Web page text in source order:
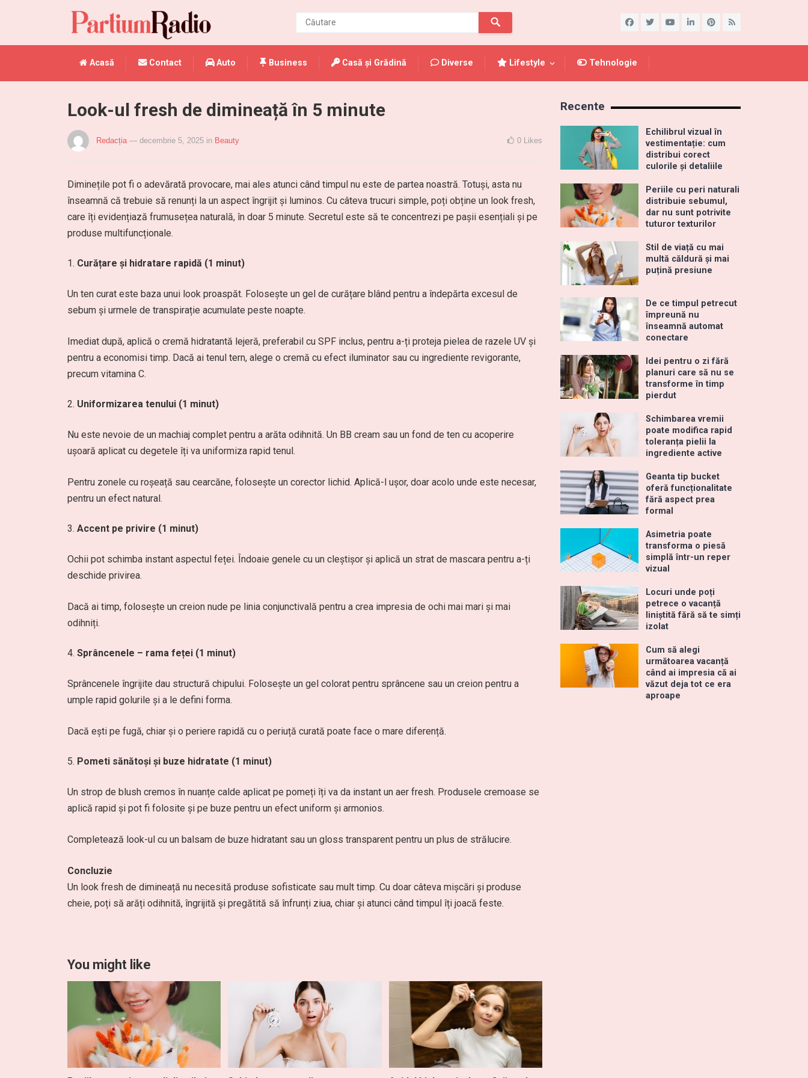
Acasă Contact Auto Business Casă și Grădină Diverse Lifestyle Tehnologie
Look-ul fresh de dimineață în 5 minute
Redacția — decembrie 5, 2025 in Beauty 0 Likes
Diminețile pot fi o adevărată provocare, mai ales atunci când timpul nu este de partea noastră. Totuși, asta nu
înseamnă că trebuie să renunți la un aspect îngrijit și luminos. Cu câteva trucuri simple, poți obține un look fresh,
care îți evidențiază frumusețea naturală, în doar 5 minute. Secretul este să te concentrezi pe pașii esențiali și pe
produse multifuncționale.
Curățare și hidratare rapidă (1 minut)
Un ten curat este baza unui look proaspăt. Folosește un gel de curățare blând pentru a îndepărta excesul de
sebum și urmele de transpirație acumulate peste noapte.
Imediat după, aplică o cremă hidratantă lejeră, preferabil cu SPF inclus, pentru a-ți proteja pielea de razele UV și
pentru a economisi timp. Dacă ai tenul tern, alege o cremă cu efect iluminator sau cu ingrediente revigorante,
precum vitamina C.
Uniformizarea tenului (1 minut)
Nu este nevoie de un machiaj complet pentru a arăta odihnită. Un BB cream sau un fond de ten cu acoperire
ușoară aplicat cu degetele îți va uniformiza rapid tenul.
Pentru zonele cu roșeață sau cearcăne, folosește un corector lichid. Aplică-l ușor, doar acolo unde este necesar,
pentru un efect natural.
Accent pe privire (1 minut)
Ochii pot schimba instant aspectul feței. Îndoaie genele cu un cleștișor și aplică un strat de mascara pentru a-ți
deschide privirea.
Dacă ai timp, folosește un creion nude pe linia conjunctivală pentru a crea impresia de ochi mai mari și mai
odihniți.
Sprâncenele – rama feței (1 minut)
Sprâncenele îngrijite dau structură chipului. Folosește un gel colorat pentru sprâncene sau un creion pentru a
umple rapid golurile și a le defini forma.
Dacă ești pe fugă, chiar și o periere rapidă cu o periuță curată poate face o mare diferență.
Pometi sănătoși și buze hidratate (1 minut)
Un strop de blush cremos în nuanțe calde aplicat pe pomeți îți va da instant un aer fresh. Produsele cremoase se
aplică rapid și pot fi folosite și pe buze pentru un efect uniform și armonios.
Completează look-ul cu un balsam de buze hidratant sau un gloss transparent pentru un plus de strălucire.
Concluzie
Un look fresh de dimineață nu necesită produse sofisticate sau mult timp. Cu doar câteva mișcări și produse
cheie, poți să arăți odihnită, îngrijită și pregătită să înfrunți ziua, chiar și atunci când timpul îți joacă feste.
You might like
Recente
Echilibrul vizual în
vestimentație: cum
distribui corect
culorile și detaliile
Periile cu peri naturali
distribuie sebumul,
dar nu sunt potrivite
tuturor texturilor
Stil de viață cu mai
multă căldură și mai
puțină presiune
De ce timpul petrecut
împreună nu
înseamnă automat
conectare
Idei pentru o zi fără
planuri care să nu se
transforme în timp
pierdut
Schimbarea vremii
poate modifica rapid
toleranța pielii la
ingrediente active
Geanta tip bucket
oferă funcționalitate
fără aspect prea
formal
Asimetria poate
transforma o piesă
simplă într-un reper
vizual
Locuri unde poți
petrece o vacanță
liniștită fără să te simți
izolat
Cum să alegi
următoarea vacanță
când ai impresia că ai
văzut deja tot ce era
aproape